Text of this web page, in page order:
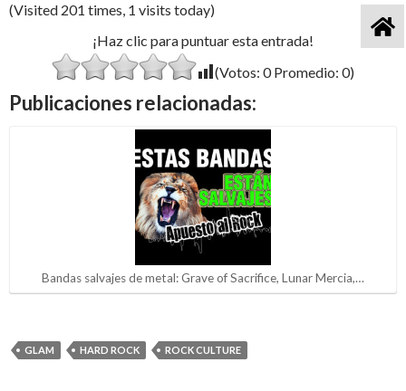
(Visited 201 times, 1 visits today)
¡Haz clic para puntuar esta entrada!
(Votos: 0Promedio: 0)
Publicaciones relacionadas:
Bandas salvajes de metal: Grave of Sacrifice, Lunar Mercia,…
GLAM HARD ROCK ROCK CULTURE